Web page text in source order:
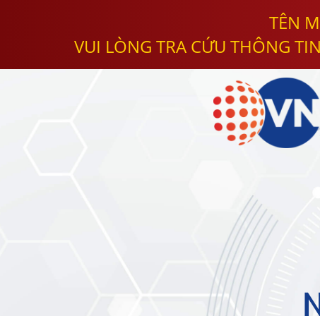
TÊN
VUI LÒNG TRA CỨU THÔNG